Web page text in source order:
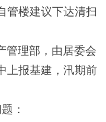
管楼建议下达清扫
管理部，由居委会
上报基建，汛期前
：